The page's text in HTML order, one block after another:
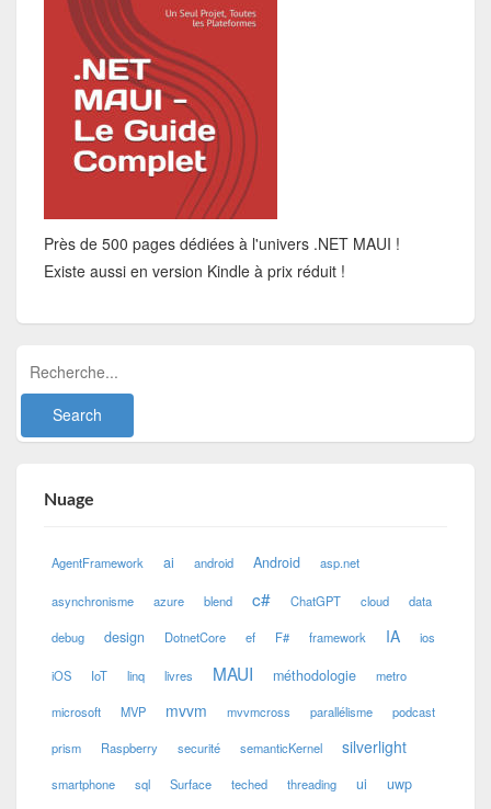
Près de 500 pages dédiées à l'univers .NET MAUI !
Existe aussi en version Kindle à prix réduit !
Nuage
AgentFramework ai android Android asp.net
asynchronisme azure blend c# ChatGPT cloud data
debug design DotnetCore ef F# framework IA ios
iOS IoT linq livres MAUI méthodologie metro
microsoft MVP mvvm mvvmcross parallélisme podcast
prism Raspberry securité semanticKernel silverlight
smartphone sql Surface teched threading ui uwp